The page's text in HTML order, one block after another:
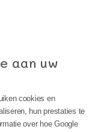
aan uw
cookies en
hun prestaties te
over hoe Google